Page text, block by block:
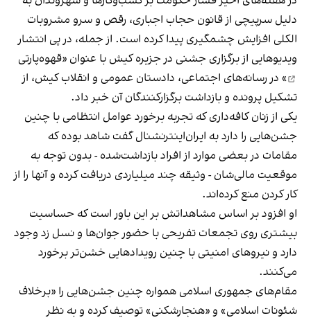
دلیل سرپیچی از قانون حجاب اجباری، رقص و سرو مشروبات
الکلی افزایش چشمگیری پیدا کرده است. از جمله، در پی انتشار
ویدیوهایی از برگزاری جشنی در جزیره کیش با عنوان «قهوه‌پارتی
» در رسانه‌های اجتماعی، دادستان عمومی و انقلاب کیش، از
تشکیل پرونده و بازداشت برگزارکنندگان آن خبر داد.
یکی از زنان کافه‌داری که تجربه برخورد عوامل انتظامی با چنین
جشن‌هایی را دارد به ایران‌اینترنشنال گفت شاهد بوده که
مقامات در بعضی موارد از افراد بازداشت‌‌شده - بدون توجه به
موقعیت مالی‌شان - وثیقه چند میلیاردی دریافت کرده و آنها را از
کار کردن منع کرده‌اند.
او افزود بر اساس مشاهداتش بر این باور است که حساسیت
بیشتری روی تجمعات تفریحی با حضور جوان‌ها و نسل زد وجود
دارد و نیروهای امنیتی با چنین رویدادهایی خشن‌تر برخورد
می‌کنند.
مقام‌های جمهوری اسلامی همواره چنین جشن‌هایی را «برخلاف
شئونات اسلامی» و «هنجارشکنی» توصیف کرده و به نظر